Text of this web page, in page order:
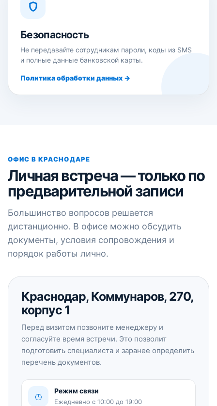
Безопасность
Не передавайте сотрудникам пароли, коды из SMS
и полные данные банковской карты.
Политика обработки данных →
ОФИС В КРАСНОДАРЕ
Личная встреча — только по
предварительной записи
Большинство вопросов решается
дистанционно. В офисе можно обсудить
документы, условия сопровождения и
порядок работы лично.
Краснодар, Коммунаров, 270,
корпус 1
Перед визитом позвоните менеджеру и
согласуйте время встречи. Это позволит
подготовить специалиста и заранее определить
перечень документов.
◷
Режим связи
Ежедневно с 10:00 до 19:00